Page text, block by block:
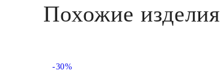
Похожие изделия
-30%